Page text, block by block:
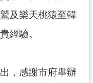
及樂天桃猿至韓
經驗。
，感謝市府舉辦